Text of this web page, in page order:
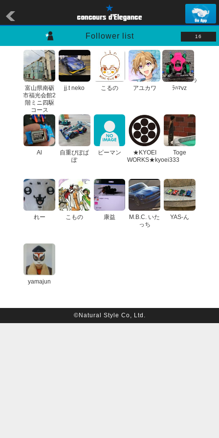
Follower list 16
富山県南砺
市福光会館2
階ミニ四駆
コース
jj.t neko こるの アユカワ
ｼ
ﾗﾊﾏvz
Al
自重ぴぽぱ
ぽ
ピーマン
★KYOEI
WORKS★kyoei333
Toge
れー こもの 康益
M.B.C. いた
っち
YAS-ん
yamajun
©Natural Style Co, Ltd.